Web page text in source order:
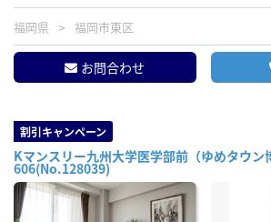
福岡県 福岡市東区
お問合わせ
割引キャンペーン
Kマンスリー九州大学医学部前（ゆめタウン
606(No.128039)